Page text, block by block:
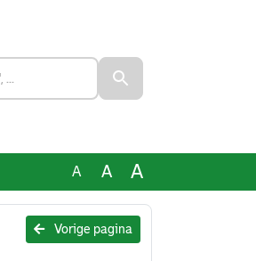
A A A
Vorige pagina